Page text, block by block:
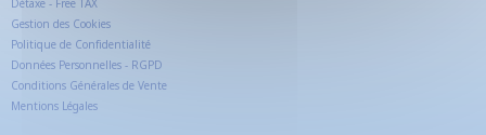
Détaxe - Free TAX
Gestion des Cookies
Politique de Confidentialité
Données Personnelles - RGPD
Conditions Générales de Vente
Mentions Légales